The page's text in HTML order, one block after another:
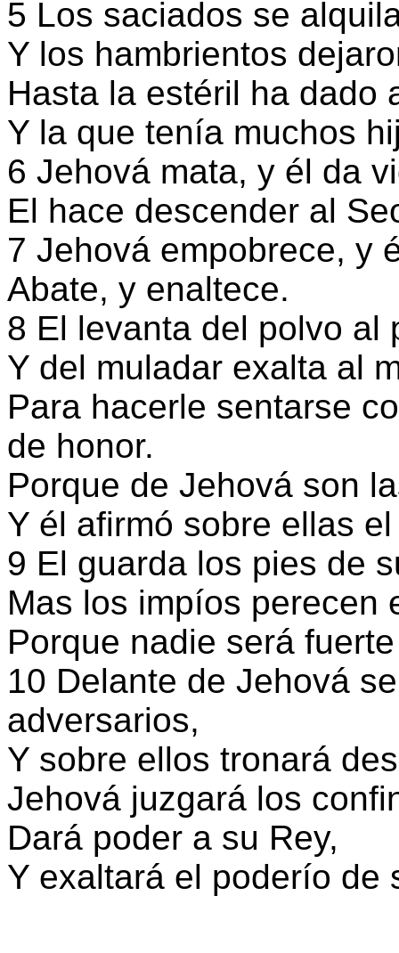
5 Los saciados se
Y los hambrientos
Hasta la estéril ha dado
Y la que tenía muchos
6 Jehová mata, y él da
El hace descender al
7 Jehová empobrece, y
Abate, y enaltece.
8 El levanta del polvo al
Y del muladar exalta al
Para hacerle sentarse
de honor.
Porque de Jehová son
Y él afirmó sobre ellas
9 El guarda los pies de
Mas los impíos perecen
Porque nadie será
10 Delante de Jehová
adversarios,
Y sobre ellos tronará
Jehová juzgará los
Dará poder a su Rey,
Y exaltará el poderío de